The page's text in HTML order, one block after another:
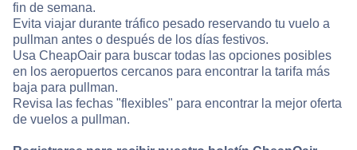
fin de semana.
Evita viajar durante tráfico pesado reservando tu vuelo a
pullman antes o después de los días festivos.
Usa CheapOair para buscar todas las opciones posibles
en los aeropuertos cercanos para encontrar la tarifa más
baja para pullman.
Revisa las fechas "flexibles" para encontrar la mejor oferta
de vuelos a pullman.